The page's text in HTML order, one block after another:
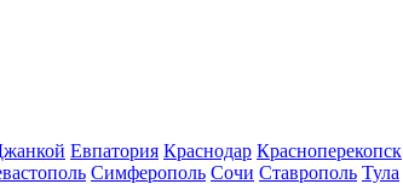
Евпатория Краснодар Красноперекопск
Симферополь Сочи Ставрополь Тула